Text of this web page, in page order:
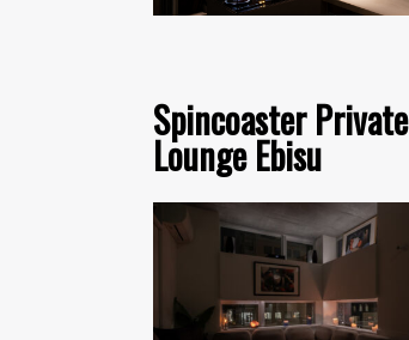
Spincoaster Private
Lounge Ebisu